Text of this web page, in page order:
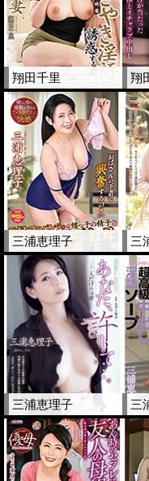
翔田千里 翔
三浦恵理子 三
三浦恵理子 三